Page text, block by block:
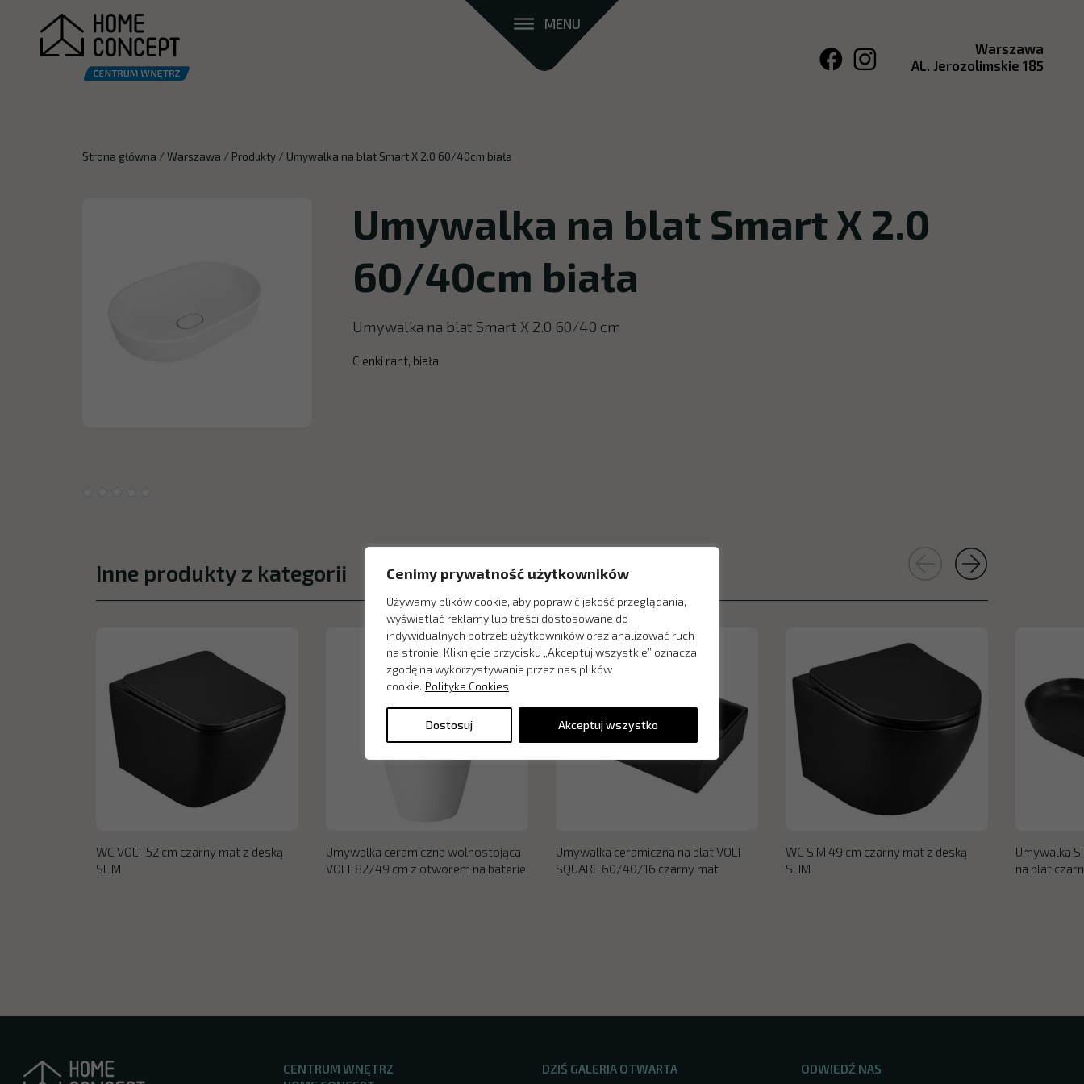
Cenimy prywatność użytkowników
Używamy plików cookie, aby poprawić jakość przeglądania,
wyświetlać reklamy lub treści dostosowane do
indywidualnych potrzeb użytkowników oraz analizować ruch
na stronie. Kliknięcie przycisku „Akceptuj wszystkie” oznacza
zgodę na wykorzystywanie przez nas plików
cookie. Polityka Cookies
Dostosuj Akceptuj wszystko
MENU
Warszawa
AL. Jerozolimskie 185
Strona główna /Warszawa /Produkty / Umywalka na blat Smart X 2.0 60/40cm biała
Umywalka na blat Smart X 2.0
60/40cm biała
Umywalka na blat Smart X 2.0 60/40 cm
Cienki rant, biała
Inne produkty z kategorii
WC VOLT 52 cm czarny mat z deską
SLIM
Umywalka ceramiczna wolnostojąca
VOLT 82/49 cm z otworem na baterie
Umywalka ceramiczna na blat VOLT
SQUARE 60/40/16 czarny mat
WC SIM 49 cm czarny mat z deską
SLIM
Umywalka
na blat
CENTRUM WNĘTRZ
DZIŚ GALERIA OTWARTA ODWIEDŹ NAS